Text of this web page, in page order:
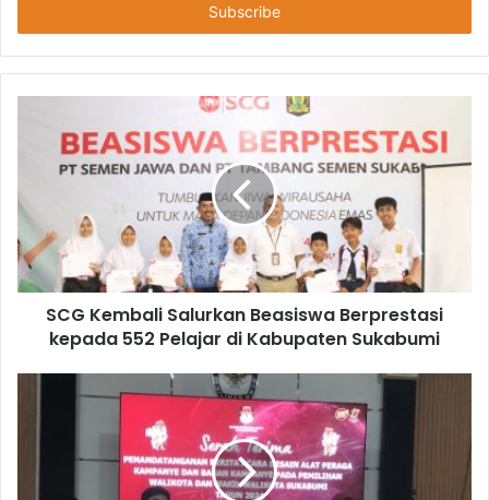
SCG Kembali Salurkan Beasiswa Berprestasi
kepada 552 Pelajar di Kabupaten Sukabumi